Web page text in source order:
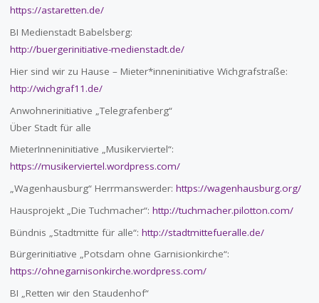
https://astaretten.de/
BI Medienstadt Babelsberg:
http://buergerinitiative-medienstadt.de/
Hier sind wir zu Hause – Mieter*inneninitiative Wichgrafstraße:
http://wichgraf11.de/
Anwohnerinitiative „Telegrafenberg“
Über Stadt für alle
MieterInneninitiative „Musikerviertel“:
https://musikerviertel.wordpress.com/
„Wagenhausburg“ Herrmanswerder: https://wagenhausburg.org/
Hausprojekt „Die Tuchmacher“: http://tuchmacher.pilotton.com/
Bündnis „Stadtmitte für alle“: http://stadtmittefueralle.de/
Bürgerinitiative „Potsdam ohne Garnisionkirche“:
https://ohnegarnisonkirche.wordpress.com/
BI „Retten wir den Staudenhof“